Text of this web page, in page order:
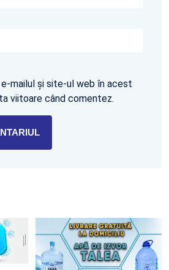
mailul și site-ul web în acest
viitoare când comentez.